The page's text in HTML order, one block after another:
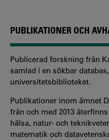
PUBLIKATIONER OCH
Publicerad forskning från
samlad i en sökbar
universitetsbiblioteket.
Publikationer inom ämnet
från och med 2013
hälsa, natur- och
matematik och